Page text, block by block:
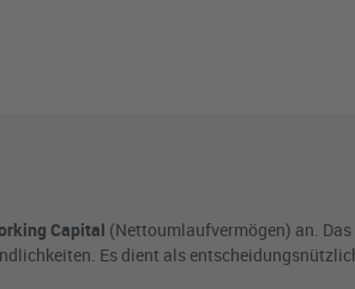
Capital (Nettoumlaufvermögen) an. Das
Es dient als